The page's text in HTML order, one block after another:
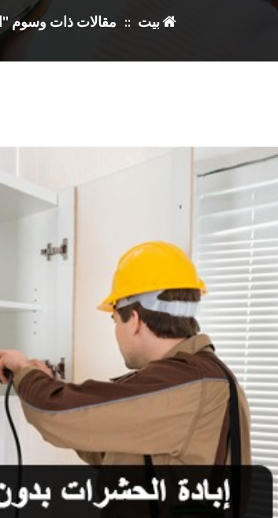
بيت :: مقالات ذات وسوم